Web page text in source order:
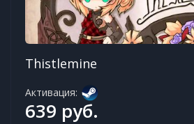
Thistlemine
Активация:
639 руб.